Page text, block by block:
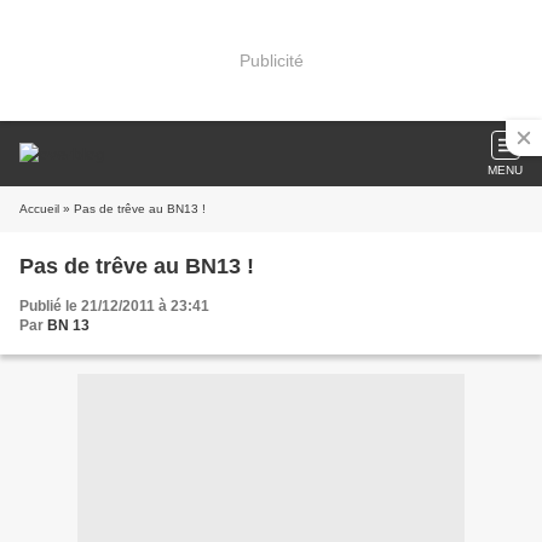
Publicité
MENU
Accueil » Pas de trêve au BN13 !
Pas de trêve au BN13 !
Publié le 21/12/2011 à 23:41
Par BN 13